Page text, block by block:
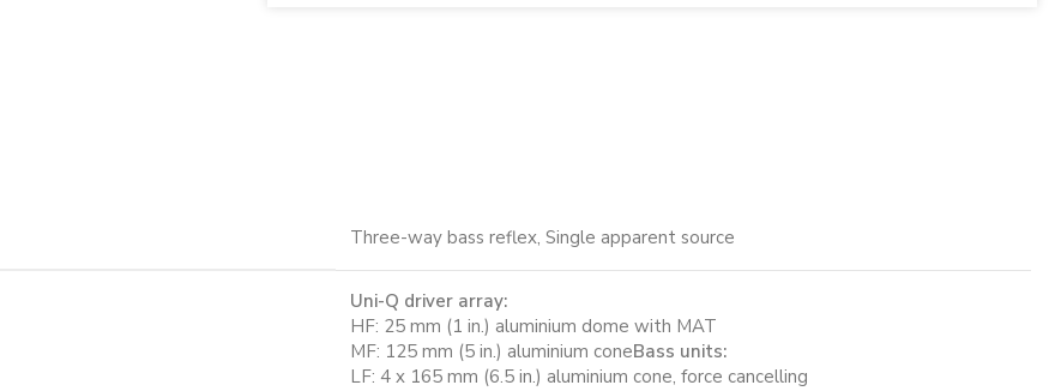
Three-way bass reflex, Single apparent source
Uni-Q driver array:
HF: 25 mm (1 in.) aluminium dome with MAT
MF: 125 mm (5 in.) aluminium coneBass units:
LF: 4 x 165 mm (6.5 in.) aluminium cone, force cancelling